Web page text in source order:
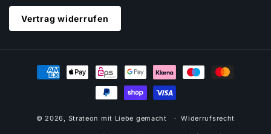
Vertrag widerrufen
Zahlungsmethoden
© 2026, Strateon mit Liebe gemacht Widerrufsrecht